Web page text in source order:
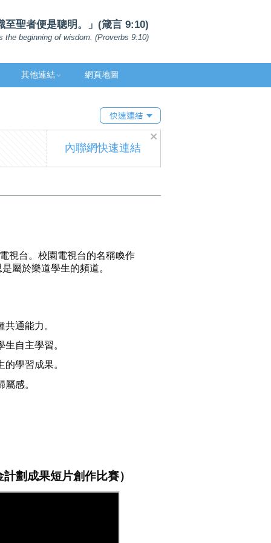
至聖者便是聰明。」(箴言 9:10)
the beginning of wisdom. (Proverbs 9:10)
其他連結 網頁地圖
內聯網快速連結
台。校園電視台的名稱喚作
屬於樂道學生的頻道。
通能力。
自主學習。
學習成果。
感。
劃成果短片創作比賽）